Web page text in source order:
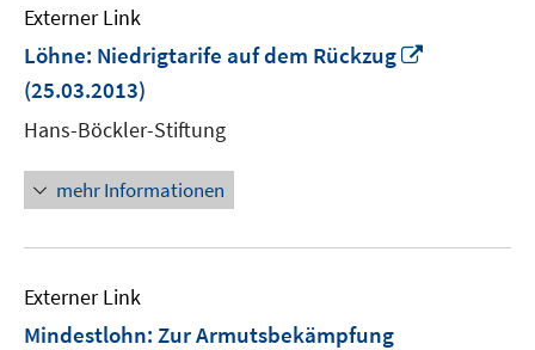
Externer Link
Löhne: Niedrigtarife auf dem Rückzug
(25.03.2013)
Hans-Böckler-Stiftung
mehr Informationen
Externer Link
Mindestlohn: Zur Armutsbekämpfung